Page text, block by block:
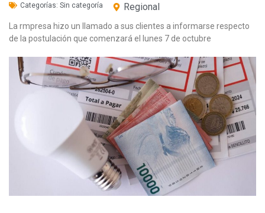
Categorías: Sin categoría Regional
La rmpresa hizo un llamado a sus clientes a informarse respecto
de la postulación que comenzará el lunes 7 de octubre